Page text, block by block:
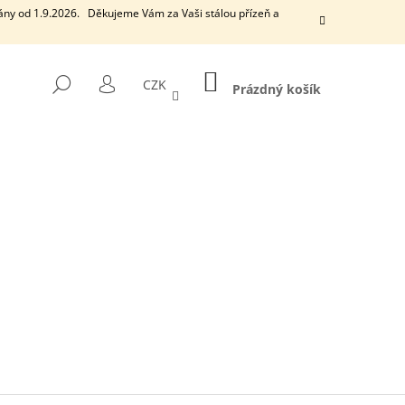
od 1.9.2026. Děkujeme Vám za Vaši stálou přízeň a
HLEDAT
PŘIHLÁŠENÍ
CZK NÁKUPNÍ
KOŠÍK
Prázdný košík
VONNÁ